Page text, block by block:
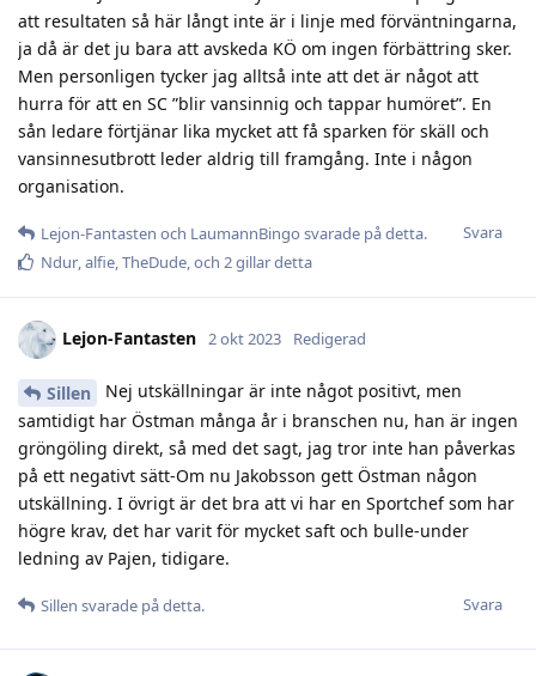
att resultaten så här långt inte är i linje med förväntningarna,
ja då är det ju bara att avskeda KÖ om ingen förbättring sker.
Men personligen tycker jag alltså inte att det är något att
hurra för att en SC ”blir vansinnig och tappar humöret”. En
sån ledare förtjänar lika mycket att få sparken för skäll och
vansinnesutbrott leder aldrig till framgång. Inte i någon
organisation.
Svara
Lejon-Fantasten och LaumannBingo svarade på detta.
Ndur,alfie,TheDude, och 2gillar detta
Lejon-Fantasten 2 okt 2023 Redigerad
Sillen
Nej utskällningar är inte något positivt, men
samtidigt har Östman många år i branschen nu, han är ingen
gröngöling direkt, så med det sagt, jag tror inte han påverkas
på ett negativt sätt-Om nu Jakobsson gett Östman någon
utskällning. I övrigt är det bra att vi har en Sportchef som har
högre krav, det har varit för mycket saft och bulle-under
ledning av Pajen, tidigare.
Svara
Sillen svarade på detta.